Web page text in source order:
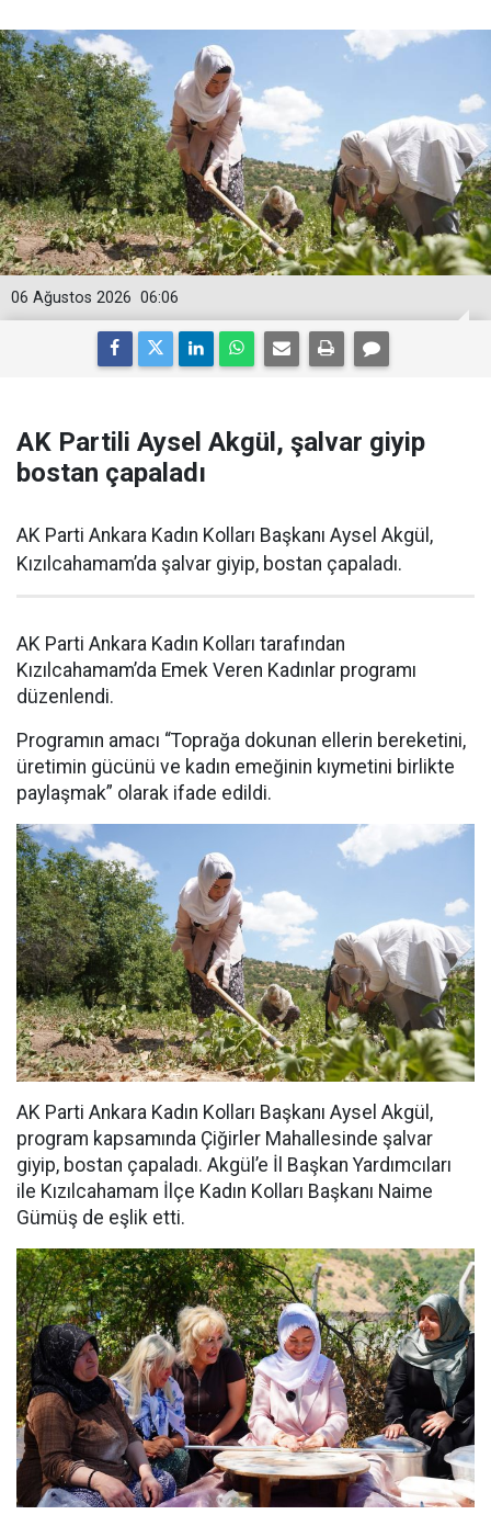
06:06
06 Ağustos 2026
AK Partili Aysel Akgül, şalvar giyip
bostan çapaladı
AK Parti Ankara Kadın Kolları Başkanı Aysel Akgül,
Kızılcahamam’da şalvar giyip, bostan çapaladı.
AK Parti Ankara Kadın Kolları tarafından
Kızılcahamam’da Emek Veren Kadınlar programı
düzenlendi.
Programın amacı “Toprağa dokunan ellerin bereketini,
üretimin gücünü ve kadın emeğinin kıymetini birlikte
paylaşmak” olarak ifade edildi.
AK Parti Ankara Kadın Kolları Başkanı Aysel Akgül,
program kapsamında Çiğirler Mahallesinde şalvar
giyip, bostan çapaladı. Akgül’e İl Başkan Yardımcıları
ile Kızılcahamam İlçe Kadın Kolları Başkanı Naime
Gümüş de eşlik etti.